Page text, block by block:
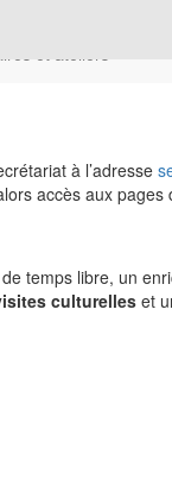
et ateliers
à l’adresse
accès aux pages
temps libre, un
culturelleset